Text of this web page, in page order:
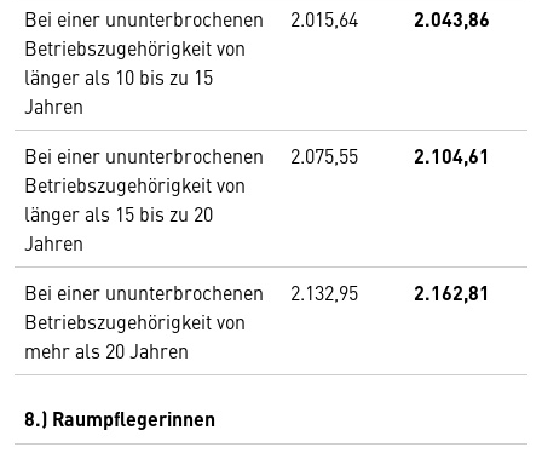
Bei einer ununterbrochenen
Betriebszugehörigkeit von
länger als 10 bis zu 15
Jahren
2.015,64 2.043,86
Bei einer ununterbrochenen
Betriebszugehörigkeit von
länger als 15 bis zu 20
Jahren
2.075,55 2.104,61
Bei einer ununterbrochenen
Betriebszugehörigkeit von
mehr als 20 Jahren
2.132,95 2.162,81
8.) Raumpflegerinnen